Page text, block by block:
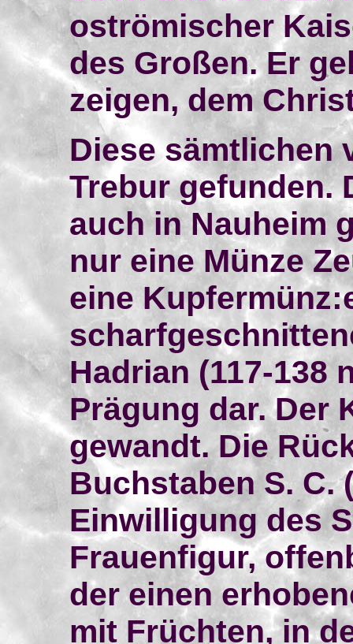
oströmischer
des Großen. Er
zeigen, dem
Diese sämtlichen
Trebur gefunden.
auch in Nauheim
nur eine Münze
eine
Hadrian (117-138
Prägung dar. Der
gewandt. Die
Buchstaben S.
Einwilligung des
Frauenfigur,
der einen
mit Früchten, in